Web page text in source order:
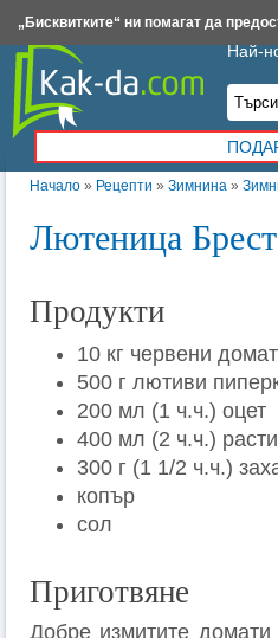
Начало » Рецепти » Зимнина »
Лютеница
Продукти
10 кг червени
500 г лютиви
200 мл (1 ч.ч.) оцет
400 мл (2 ч.ч.)
300 г (1 1/2 ч.ч.)
копър
сол
Приготвяне
Добре измитите
Най-
Insert.bg Framar.bg Kak-da.com
„Бисквитките“ ни помагат да